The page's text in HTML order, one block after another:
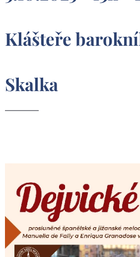
Klášteře
Skalka